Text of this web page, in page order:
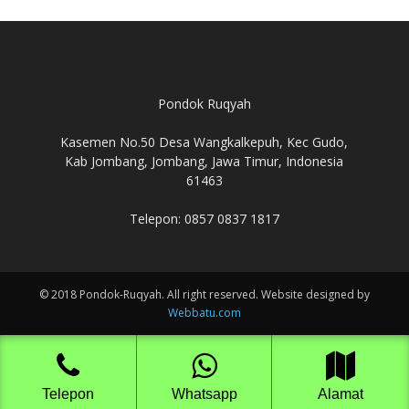
Pondok Ruqyah
Kasemen No.50 Desa Wangkalkepuh, Kec Gudo,
Kab Jombang, Jombang, Jawa Timur, Indonesia
61463
Telepon: 0857 0837 1817
© 2018 Pondok-Ruqyah. All right reserved. Website designed by
Webbatu.com
Telepon Whatsapp Alamat